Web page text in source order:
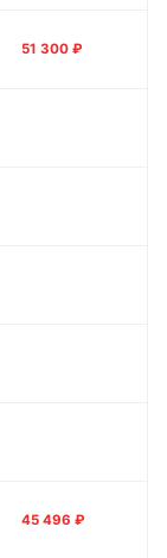
51 300 ₽
45 496 ₽